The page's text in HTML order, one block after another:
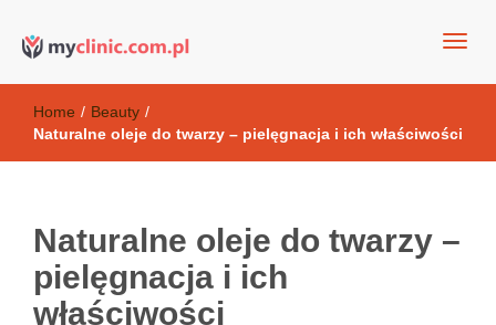
Kosmetyki antyoksydacyjne
Home / Beauty /
Naturalne oleje do twarzy – pielęgnacja i ich właściwości
Naturalne oleje do twarzy –
pielęgnacja i ich
właściwości